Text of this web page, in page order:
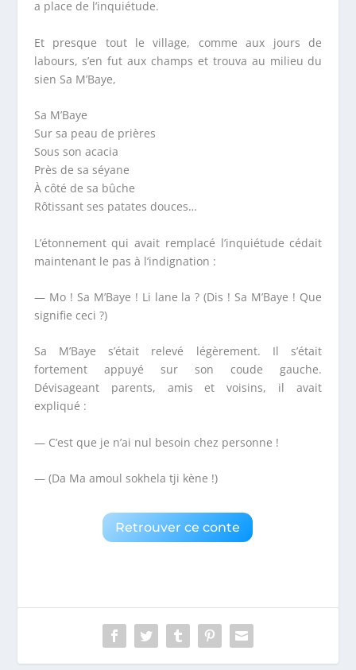
a place de l’inquiétude.
Et presque tout le village, comme aux jours de
labours, s’en fut aux champs et trouva au milieu du
sien Sa M’Baye,
Sa M’Baye
Sur sa peau de prières
Sous son acacia
Près de sa séyane
À côté de sa bûche
Rôtissant ses patates douces…
L’étonnement qui avait remplacé l’inquiétude cédait
maintenant le pas à l’indignation :
— Mo ! Sa M’Baye ! Li lane la ? (Dis ! Sa M’Baye ! Que
signifie ceci ?)
Sa M’Baye s’était relevé légèrement. Il s’était
fortement appuyé sur son coude gauche.
Dévisageant parents, amis et voisins, il avait
expliqué :
— C’est que je n’ai nul besoin chez personne !
— (Da Ma amoul sokhela tji kène !)
Retrouver ce conte